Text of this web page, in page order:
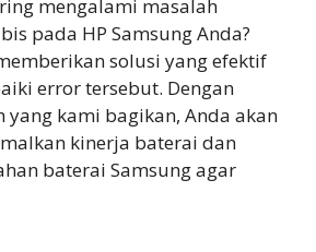
mengalami masalah
pada HP Samsung Anda?
solusi yang efektif
error tersebut. Dengan
yang kami bagikan, Anda akan
kinerja baterai dan
baterai Samsung agar